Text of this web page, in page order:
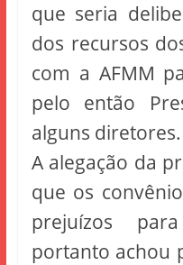
que seria
dos recursos
com a AFMM
pelo então
alguns diretores.
A alegação da
que os
prejuízos
portanto achou